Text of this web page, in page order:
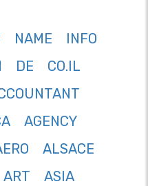
NAME
INFO
DE
CO.IL
AGENCY
ALSACE
ART
ASIA